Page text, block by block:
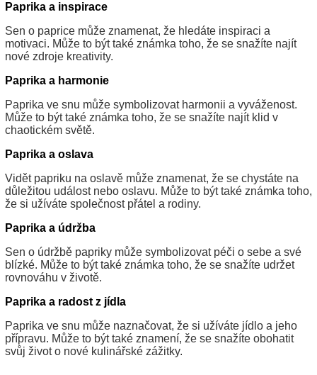
Paprika a inspirace
Sen o paprice může znamenat, že hledáte inspiraci a
motivaci. Může to být také známka toho, že se snažíte najít
nové zdroje kreativity.
Paprika a harmonie
Paprika ve snu může symbolizovat harmonii a vyváženost.
Může to být také známka toho, že se snažíte najít klid v
chaotickém světě.
Paprika a oslava
Vidět papriku na oslavě může znamenat, že se chystáte na
důležitou událost nebo oslavu. Může to být také známka toho,
že si užíváte společnost přátel a rodiny.
Paprika a údržba
Sen o údržbě papriky může symbolizovat péči o sebe a své
blízké. Může to být také známka toho, že se snažíte udržet
rovnováhu v životě.
Paprika a radost z jídla
Paprika ve snu může naznačovat, že si užíváte jídlo a jeho
přípravu. Může to být také znamení, že se snažíte obohatit
svůj život o nové kulinářské zážitky.